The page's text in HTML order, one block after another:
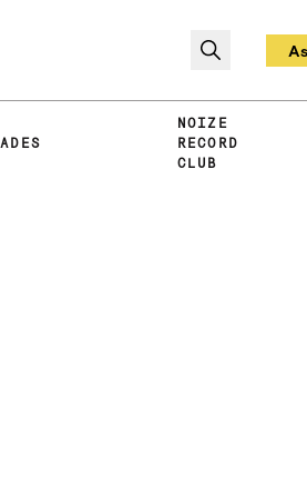
NOIZE
RECORD
CLUB